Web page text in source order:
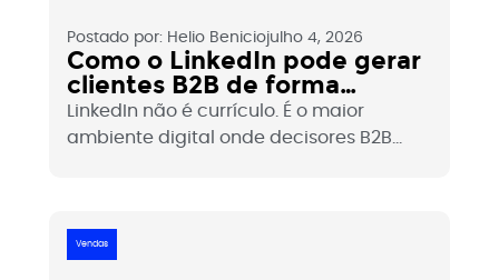
Postado por: Helio Beniciojulho 4, 2026
Como o LinkedIn pode gerar
clientes B2B de forma
orgânica?
LinkedIn não é currículo. É o maior
ambiente digital onde decisores B2B
gerar clientes de forma orgânica sem
Vendas